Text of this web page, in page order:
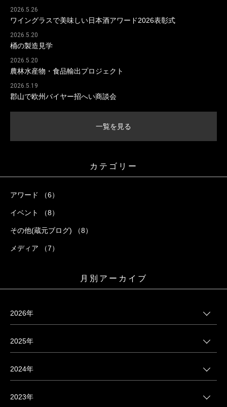
2026.5.26
ワイングラスで美味しい日本酒アワード2026表彰式
2026.5.20
桶の製造見学
2026.5.20
農林水産物・食品輸出プロジェクト
2026.5.19
郡山で欧州バイヤー招へい商談会
一覧を見る
カテゴリー
アワード （6）
イベント （8）
その他(蔵元ブログ) （8）
メディア （7）
月別アーカイブ
2026年
2025年
2024年
2023年